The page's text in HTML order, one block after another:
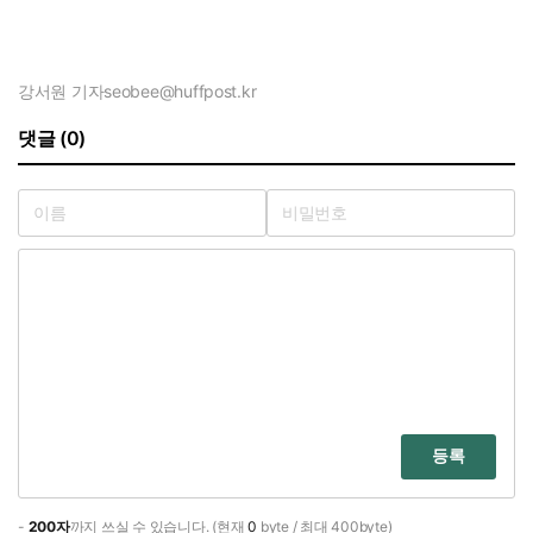
강서원 기자seobee@huffpost.kr
댓글 (0)
등록
- 200자까지 쓰실 수 있습니다. (현재0 byte / 최대 400byte)